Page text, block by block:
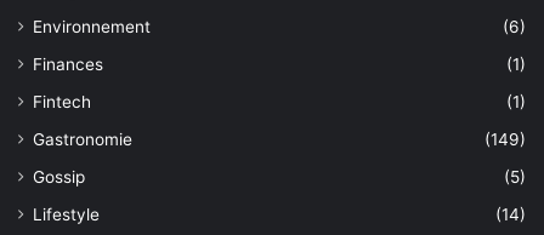
Environnement
(6)
Finances
(1)
Fintech
(1)
Gastronomie
(149)
Gossip
(5)
Lifestyle
(14)